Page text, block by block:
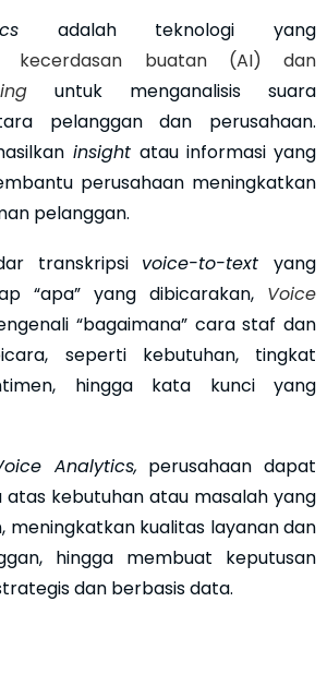
adalah teknologi yang
kecerdasan buatan (AI) dan
untuk menganalisis suara
pelanggan dan perusahaan.
insight atau informasi yang
perusahaan meningkatkan
pelanggan.
transkripsi voice-to-textyang
“apa” yang dibicarakan, Voice
“bagaimana” cara staf dan
seperti kebutuhan, tingkat
hingga kata kunci yang
Analytics, perusahaan dapat
atas kebutuhan atau masalah yang
meningkatkan kualitas layanan dan
hingga membuat keputusan
dan berbasis data.